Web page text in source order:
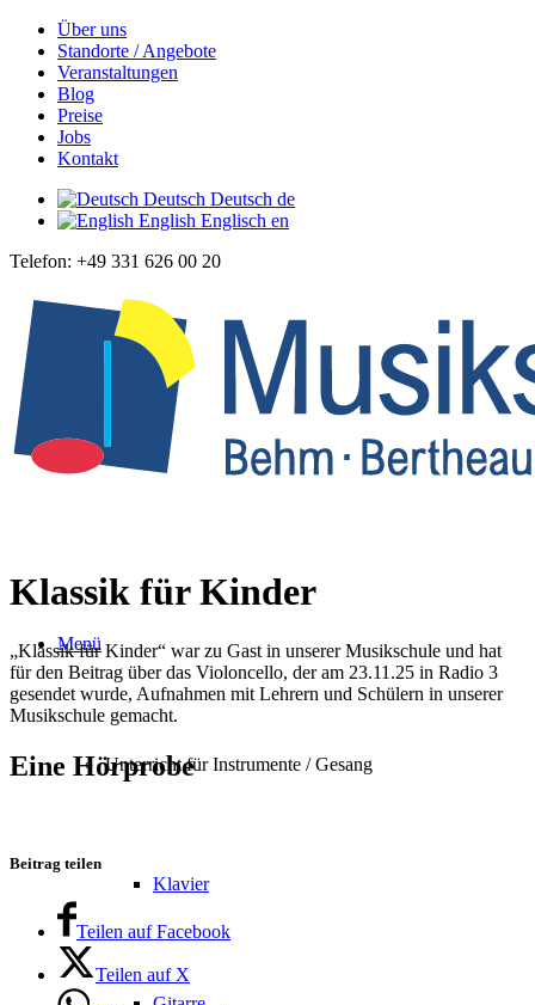
Über uns
Standorte / Angebote
Veranstaltungen
Blog
Preise
Jobs
Kontakt
Deutsch Deutsch de
English Englisch en
Telefon: +49 331 626 00 20
Menü
Unterricht für Instrumente / Gesang
Klavier
Klassik für Kinder
„Klassik für Kinder“ war zu Gast in unserer Musikschule und hat
für den Beitrag über das Violoncello, der am 23.11.25 in Radio 3
gesendet wurde, Aufnahmen mit Lehrern und Schülern in unserer
Musikschule gemacht.
Eine Hörprobe
Beitrag teilen
Teilen auf Facebook
Teilen auf X